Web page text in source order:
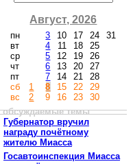
Август, 2026
пн
вт
ср
чт
пт
сб
вс
1
2
3
4
5
6
7
8
9
10
11
12
13
14
15
16
17
18
19
20
21
22
23
24
25
26
27
28
29
30
31
обсуждаемые темы
Губернатор вручил
награду почётному
жителю Миасса
Госавтоинспекция Миасса